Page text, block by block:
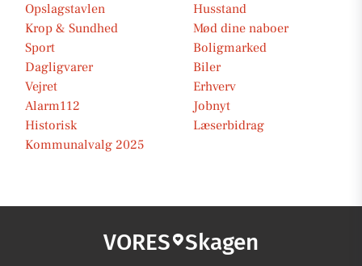
Opslagstavlen
Husstand
Krop & Sundhed
Mød dine naboer
Sport
Boligmarked
Dagligvarer
Biler
Vejret
Erhverv
Alarm112
Jobnyt
Historisk
Læserbidrag
Kommunalvalg 2025
VORES Skagen